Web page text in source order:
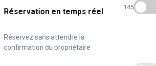
Réservation en temps réel
Réservez sans attendre la
confirmation du propriétaire
145